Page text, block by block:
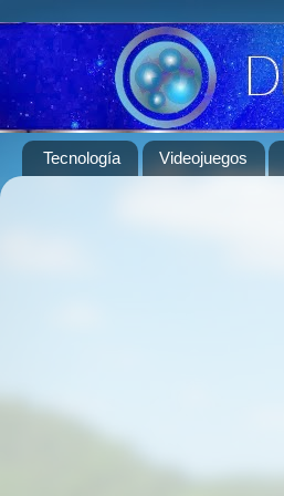
Tecnología Videojuegos